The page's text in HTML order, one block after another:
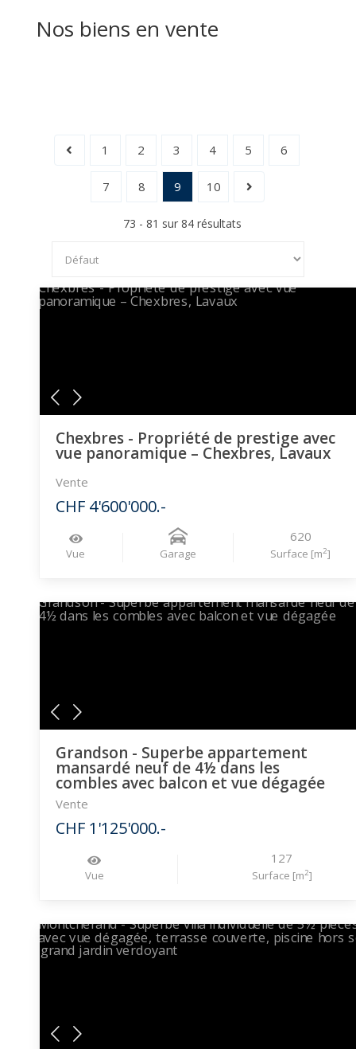
Nos biens en vente
1 2 3 4 5 6
7 8 9 10
73 - 81 sur 84 résultats
Chexbres - Propriété de prestige avec
vue panoramique – Chexbres, Lavaux
Vente
CHF 4'600'000.-
Vue Garage
620
Surface [m2]
Grandson - Superbe appartement
mansardé neuf de 4½ dans les
combles avec balcon et vue dégagée
Vente
CHF 1'125'000.-
Vue
127
Surface [m2]